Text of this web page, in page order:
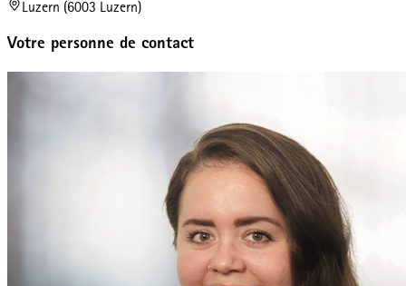
Luzern (6003 Luzern)
Votre personne de contact